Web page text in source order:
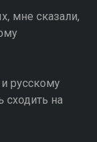
мне сказали,
русскому
сходить на